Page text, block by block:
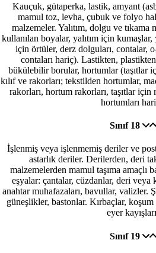
Kauçuk, gütaperka, lastik, amyant
mamul toz, levha, çubuk ve folyo
malzemeler. Yalıtım, dolgu ve tıkama
kullanılan boyalar, yalıtım için kumaşlar,
için örtüler, derz dolguları, contalar,
contaları hariç). Lastikten,
bükülebilir borular, hortumlar (taşıtlar
kılıf ve rakorları; tekstilden hortumlar,
rakorları, hortum rakorları, taşıtlar için
hortumları
Sınıf 18
İşlenmiş veya işlenmemiş deriler ve
astarlık deriler. Derilerden, deri
malzemelerden mamul taşıma amaçlı
eşyalar: çantalar, cüzdanlar, deri veya
anahtar muhafazaları, bavullar, valizler.
güneşlikler, bastonlar. Kırbaçlar,
eyer
Sınıf 19